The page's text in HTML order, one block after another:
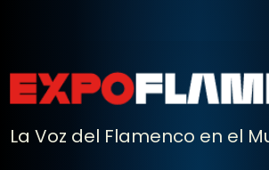
La Voz del Flamenco en el